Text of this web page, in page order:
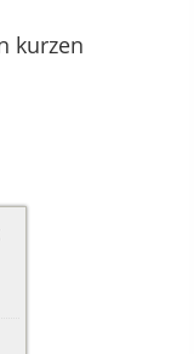
kurzen